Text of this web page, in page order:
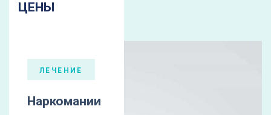
ЦЕНЫ
ЛЕЧЕНИЕ
Наркомании